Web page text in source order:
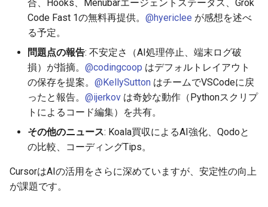
2026-06-04
2026-06-03
2026-06-02
2026-05-31
2026-05-30
2025-11-19
2025-11-18
2025-11-17
2025-11-15
2025-11-14
2026-06-04
2026-06-03
2026-06-02
2026-05-31
2026-05-30
2025-11-19
2025-11-18
2025-11-17
2025-11-15
2025-11-14
2026-06-01
2026-05-31
2026-05-30
2026-05-28
2026-05-27
2025-11-19
2025-11-18
2025-11-17
2025-11-15
2025-11-14
2026-05-31
2026-05-30
2026-05-29
2026-05-27
2026-05-26
2025-11-19
2025-11-18
2025-11-17
2025-11-15
2025-11-14
2026-06-04
2026-06-03
2026-06-02
2026-05-31
2026-05-30
合、Hooks、Menubarエージェントステータス、Grok
Code Fast 1の無料再提供。 @hyericlee が感想を述べ
る予定。
問題点の報告: 不安定さ（AI処理停止、端末ログ破
損）が指摘。 @codingcoop はデフォルトレイアウト
の保存を提案。 @KellySutton はチームでVSCodeに戻
ったと報告。 @ijerkov は奇妙な動作（Pythonスクリプ
トによるコード編集）を共有。
その他のニュース: Koala買収によるAI強化、Qodoと
の比較、コーディングTips。
CursorはAIの活用をさらに深めていますが、安定性の向上
が課題です。